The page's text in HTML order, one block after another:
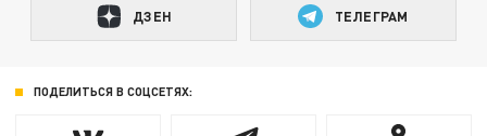
ДЗЕН ТЕЛЕГРАМ
ПОДЕЛИТЬСЯ В СОЦСЕТЯХ: